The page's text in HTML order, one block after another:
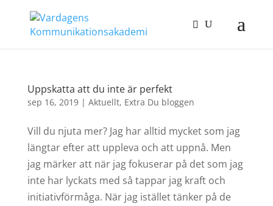
Uppskatta att du inte är perfekt
sep 16, 2019| Aktuellt, Extra Du bloggen
Vill du njuta mer? Jag har alltid mycket som jag
längtar efter att uppleva och att uppnå. Men
jag märker att när jag fokuserar på det som jag
inte har lyckats med så tappar jag kraft och
initiativförmåga. När jag istället tänker på de